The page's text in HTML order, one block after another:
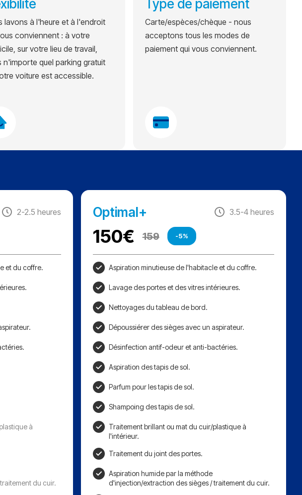
lavons à l'heure et à l'endroit
conviennent : à votre
sur votre lieu de travail,
n'importe quel parking gratuit
voiture est accessible.
Type de paiement
Carte/espèces/chèque - nous
acceptons tous les modes de
paiement qui vous conviennent.
2-2.5 heures
et du coffre.
à
du cuir.
150€ 159 -5%
Optimal+ 3.5-4 heures
Aspiration minutieuse de l'habitacle et du coffre.
Lavage des portes et des vitres intérieures.
Nettoyages du tableau de bord.
Dépoussiérer des sièges avec un aspirateur.
Désinfection antif-odeur et anti-bactéries.
Aspiration des tapis de sol.
Parfum pour les tapis de sol.
Shampoing des tapis de sol.
Traitement brillant ou mat du cuir/plastique à
l'intérieur.
Traitement du joint des portes.
Aspiration humide par la méthode
d'injection/extraction des sièges / traitement du cuir.